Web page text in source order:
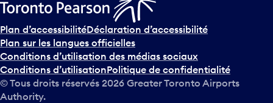
s
u
r
l
e
c
a
Plan d’accessibilitéDéclaration d’accessibilité
Plan sur les langues officielles
Conditions d’utilisation des médias sociaux
Conditions d’utilisationPolitique de confidentialité
© Tous droits réservés 2026 Greater Toronto Airports
Authority.